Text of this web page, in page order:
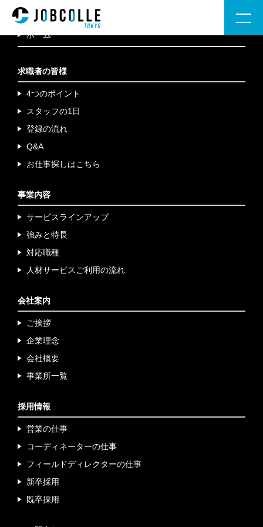
ホーム
求職者の皆様
4つのポイント
スタッフの1日
登録の流れ
Q&A
お仕事探しはこちら
事業内容
サービスラインアップ
強みと特長
対応職種
人材サービスご利用の流れ
会社案内
ご挨拶
企業理念
会社概要
事業所一覧
採用情報
営業の仕事
コーディネーターの仕事
フィールドディレクターの仕事
新卒採用
既卒採用